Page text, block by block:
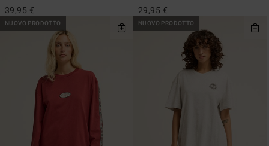
39,95 € 29,95 €
NUOVO PRODOTTO NUOVO PRODOTTO